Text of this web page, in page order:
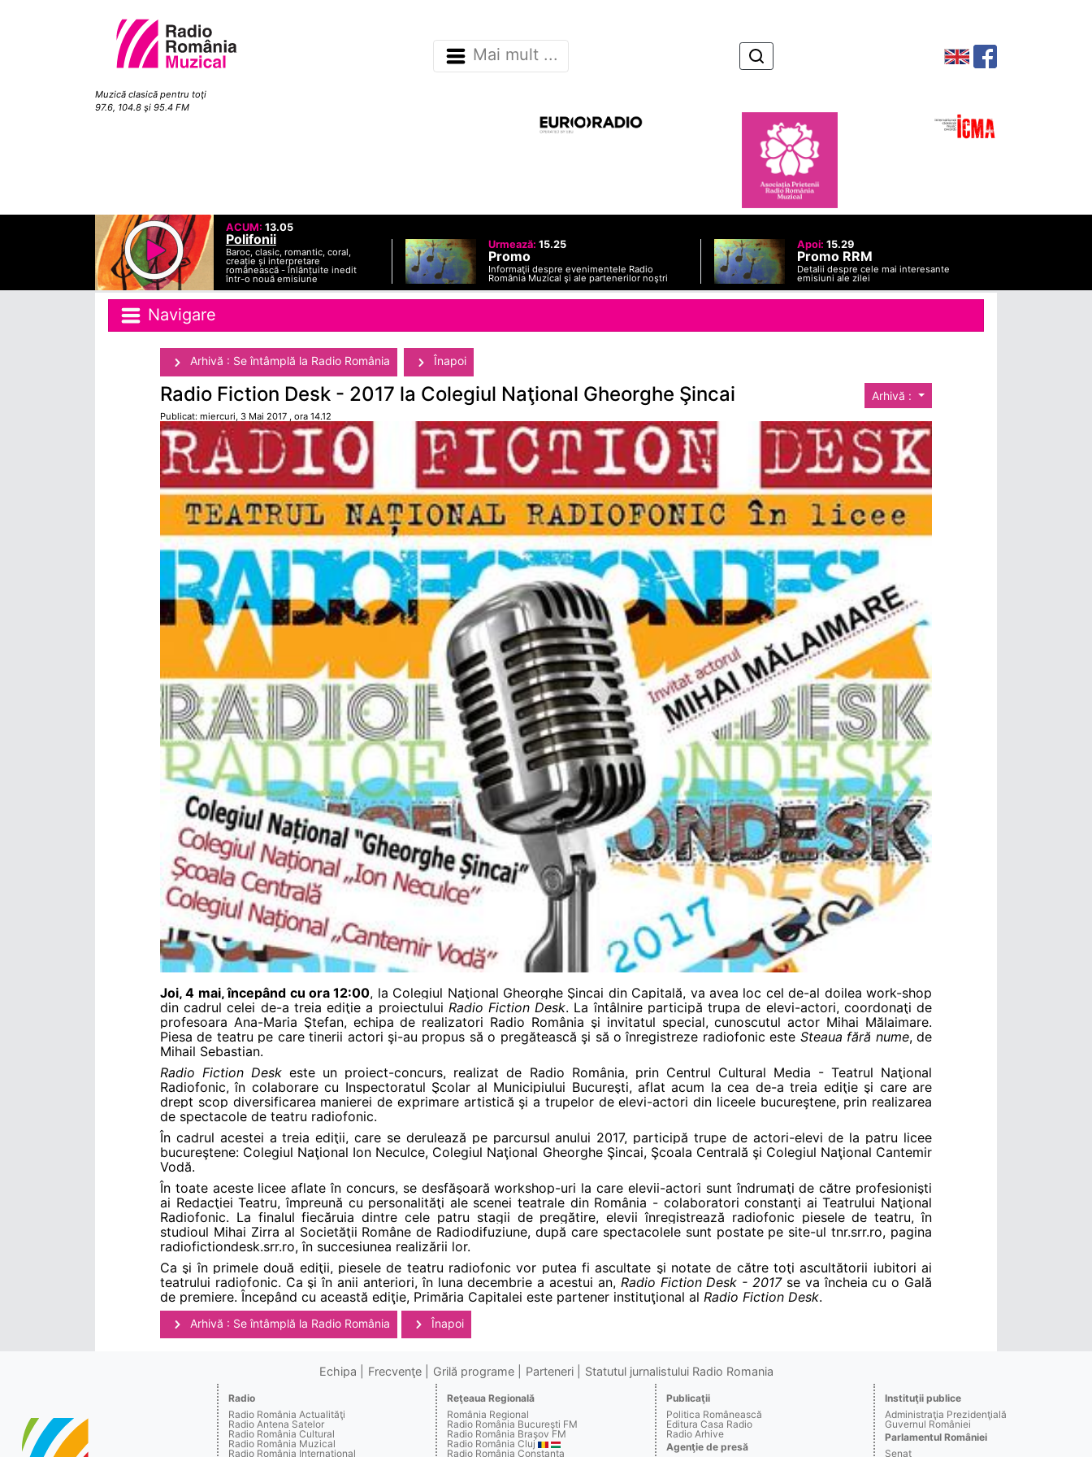
Muzică clasică pentru toţi
97.6, 104.8 şi 95.4 FM
Mai mult ...
ACUM: 13.05
Polifonii
Baroc, clasic, romantic, coral,
creație și interpretare
românească - înlănțuite inedit
într-o nouă emisiune
Urmează: 15.25
Promo
Informaţii despre evenimentele Radio
România Muzical şi ale partenerilor noştri
Apoi: 15.29
Promo RRM
Detalii despre cele mai interesante
emisiuni ale zilei
Navigare
Arhivă : Se întâmplă la Radio România Înapoi
Arhivă :
Radio Fiction Desk - 2017 la Colegiul Naţional Gheorghe Şincai
Publicat: miercuri, 3 Mai 2017 , ora 14.12
Joi, 4 mai, începând cu ora 12:00, la Colegiul Naţional Gheorghe Şincai din Capitală, va avea loc cel de-al doilea work-shop
din cadrul celei de-a treia ediţie a proiectului Radio Fiction Desk. La întâlnire participă trupa de elevi-actori, coordonaţi de
profesoara Ana-Maria Ştefan, echipa de realizatori Radio România şi invitatul special, cunoscutul actor Mihai Mălaimare.
Piesa de teatru pe care tinerii actori şi-au propus să o pregătească şi să o înregistreze radiofonic este Steaua fără nume, de
Mihail Sebastian.
Radio Fiction Desk este un proiect-concurs, realizat de Radio România, prin Centrul Cultural Media - Teatrul Naţional
Radiofonic, în colaborare cu Inspectoratul Şcolar al Municipiului Bucureşti, aflat acum la cea de-a treia ediţie şi care are
drept scop diversificarea manierei de exprimare artistică şi a trupelor de elevi-actori din liceele bucureştene, prin realizarea
de spectacole de teatru radiofonic.
În cadrul acestei a treia ediţii, care se derulează pe parcursul anului 2017, participă trupe de actori-elevi de la patru licee
bucureştene: Colegiul Naţional Ion Neculce, Colegiul Naţional Gheorghe Şincai, Şcoala Centrală şi Colegiul Naţional Cantemir
Vodă.
În toate aceste licee aflate în concurs, se desfăşoară workshop-uri la care elevii-actori sunt îndrumaţi de către profesionişti
ai Redacţiei Teatru, împreună cu personalităţi ale scenei teatrale din România - colaboratori constanţi ai Teatrului Naţional
Radiofonic. La finalul fiecăruia dintre cele patru stagii de pregătire, elevii înregistrează radiofonic piesele de teatru, în
studioul Mihai Zirra al Societăţii Române de Radiodifuziune, după care spectacolele sunt postate pe site-ul tnr.srr.ro, pagina
radiofictiondesk.srr.ro, în succesiunea realizării lor.
Ca şi în primele două ediţii, piesele de teatru radiofonic vor putea fi ascultate şi notate de către toţi ascultătorii iubitori ai
teatrului radiofonic. Ca şi în anii anteriori, în luna decembrie a acestui an, Radio Fiction Desk - 2017se va încheia cu o Gală
de premiere. Începând cu această ediţie, Primăria Capitalei este partener instituţional al Radio Fiction Desk.
Arhivă : Se întâmplă la Radio România Înapoi
Echipa Frecvenţe Grilă programe Parteneri Statutul jurnalistului Radio Romania
Radio
Radio România Actualităţi
Radio Antena Satelor
Radio România Cultural
Radio România Muzical
Radio România Internaţional
Reţeaua Regională
România Regional
Radio România Bucureşti FM
Radio România Braşov FM
Radio România Cluj
Radio România Constanţa
Publicaţii
Politica Românească
Editura Casa Radio
Radio Arhive
Agenţie de presă
Instituţii publice
Administraţia Prezidenţială
Guvernul României
Parlamentul României
Senat